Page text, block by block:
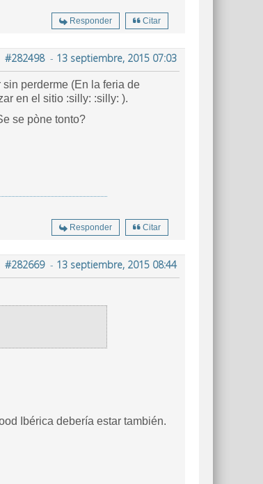
Responder Citar
#282498- 13 septiembre, 2015 07:03
perderme (En la feria de
Cerdanyola a pesar de llevar muchos años yendo acabo dando un sinfin de vueltas hasta aterrizar en el sitio :silly: :silly: ).
se pòne tonto?
Responder Citar
#282669- 13 septiembre, 2015 08:44
Ibérica debería estar también.